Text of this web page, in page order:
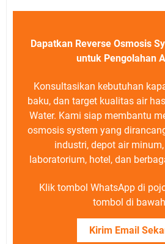
Dapatkan Reverse Osmosis
untuk Pengolahan
Konsultasikan kebutuhan
baku, dan target kualitas air
Water. Kami siap membantu
osmosis system yang
industri, depot air
laboratorium, hotel, dan
Klik tombol WhatsApp di
tombol di
Kirim Email